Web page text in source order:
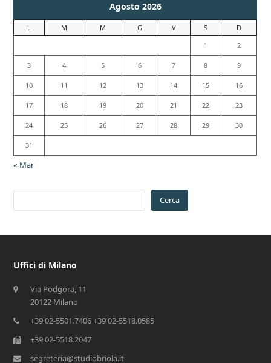
Agosto 2026
L M M G V S
D
1
2
3 4 5 6 7 8 9
10 11 12 13 14 15 16
17 18 19 20 21 22 23
24 25 26 27 28 29 30
31
« Mar
Cerca
Uffici di Milano
Via Podgora, 11
20122 Milano
+39 02-5501.7406 +39 02-5518.0585
+39 02-5518.2047
segreteria@studiobriola.it